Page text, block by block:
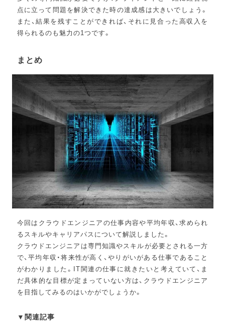
点に立って問題を解決できた時の達成感は大きいでしょう。
また、結果を残すことができれば、それに見合った高収入を
得られるのも魅力の1つです。
まとめ
今回はクラウドエンジニアの仕事内容や平均年収、求められ
るスキルやキャリアパスについて解説しました。
クラウドエンジニアは専門知識やスキルが必要とされる一方
で、平均年収・将来性が高く、やりがいがある仕事であること
がわかりました。IT関連の仕事に就きたいと考えていて、ま
だ具体的な目標が定まっていない方は、クラウドエンジニア
を目指してみるのはいかがでしょうか。
▼関連記事